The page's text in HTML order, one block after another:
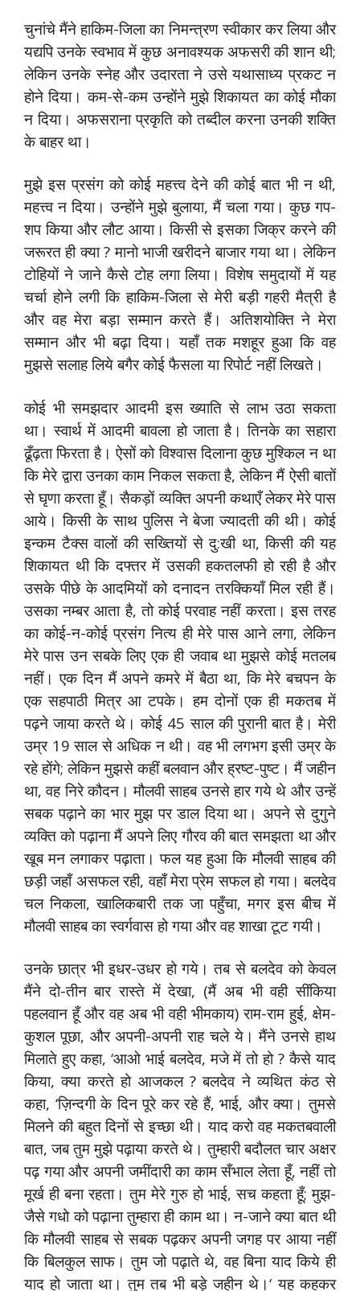
चुनांचे मैंने हाकिम-जिला का निमन्त्रण स्वीकार कर लिया और
यद्यपि उनके स्वभाव में कुछ अनावश्यक अफसरी की शान थी;
लेकिन उनके स्नेह और उदारता ने उसे यथासाध्य प्रकट न
होने दिया। कम-से-कम उन्होंने मुझे शिकायत का कोई मौका
न दिया। अफसराना प्रकृति को तब्दील करना उनकी शक्ति
के बाहर था।
मुझे इस प्रसंग को कोई महत्त्व देने की कोई बात भी न थी,
महत्त्व न दिया। उन्होंने मुझे बुलाया, मैं चला गया। कुछ गप-
शप किया और लौट आया। किसी से इसका जिक्र करने की
जरूरत ही क्या ? मानो भाजी खरीदने बाजार गया था। लेकिन
टोहियों ने जाने कैसे टोह लगा लिया। विशेष समुदायों में यह
चर्चा होने लगी कि हाकिम-जिला से मेरी बड़ी गहरी मैत्री है
और वह मेरा बड़ा सम्मान करते हैं। अतिशयोक्ति ने मेरा
सम्मान और भी बढ़ा दिया। यहाँ तक मशहूर हुआ कि वह
मुझसे सलाह लिये बगैर कोई फैसला या रिपोर्ट नहीं लिखते।
कोई भी समझदार आदमी इस ख्याति से लाभ उठा सकता
था। स्वार्थ में आदमी बावला हो जाता है। तिनके का सहारा
ढूँढ़ता फिरता है। ऐसों को विश्वास दिलाना कुछ मुश्किल न था
कि मेरे द्वारा उनका काम निकल सकता है, लेकिन मैं ऐसी बातों
से घृणा करता हूँ। सैकड़ों व्यक्ति अपनी कथाएँ लेकर मेरे पास
आये। किसी के साथ पुलिस ने बेजा ज्यादती की थी। कोई
इन्कम टैक्स वालों की सख्तियों से दु:खी था, किसी की यह
शिकायत थी कि दफ्तर में उसकी हकतलफी हो रही है और
उसके पीछे के आदमियों को दनादन तरक्कियाँ मिल रही हैं।
उसका नम्बर आता है, तो कोई परवाह नहीं करता। इस तरह
का कोई-न-कोई प्रसंग नित्य ही मेरे पास आने लगा, लेकिन
मेरे पास उन सबके लिए एक ही जवाब था मुझसे कोई मतलब
नहीं। एक दिन मैं अपने कमरे में बैठा था, कि मेरे बचपन के
एक सहपाठी मित्र आ टपके। हम दोनों एक ही मकतब में
पढ़ने जाया करते थे। कोई 45 साल की पुरानी बात है। मेरी
उम्र 19 साल से अधिक न थी। वह भी लगभग इसी उम्र के
रहे होंगे; लेकिन मुझसे कहीं बलवान और ह्रष्ट-पुष्ट। मैं जहीन
था, वह निरे कौदन। मौलवी साहब उनसे हार गये थे और उन्हें
सबक पढ़ाने का भार मुझ पर डाल दिया था। अपने से दुगुने
व्यक्ति को पढ़ाना मैं अपने लिए गौरव की बात समझता था और
खूब मन लगाकर पढ़ाता। फल यह हुआ कि मौलवी साहब की
छड़ी जहाँ असफल रही, वहाँ मेरा प्रेम सफल हो गया। बलदेव
चल निकला, खालिकबारी तक जा पहुँचा, मगर इस बीच में
मौलवी साहब का स्वर्गवास हो गया और वह शाखा टूट गयी।
उनके छात्र भी इधर-उधर हो गये। तब से बलदेव को केवल
मैंने दो-तीन बार रास्ते में देखा, (मैं अब भी वही सींकिया
पहलवान हूँ और वह अब भी वही भीमकाय) राम-राम हुई, क्षेम-
कुशल पूछा, और अपनी-अपनी राह चले ये। मैंने उनसे हाथ
मिलाते हुए कहा, ‘आओ भाई बलदेव, मजे में तो हो ? कैसे याद
किया, क्या करते हो आजकल ? बलदेव ने व्यथित कंठ से
कहा, ‘ज़िन्दगी के दिन पूरे कर रहे हैं, भाई, और क्या। तुमसे
मिलने की बहुत दिनों से इच्छा थी। याद करो वह मकतबवाली
बात, जब तुम मुझे पढ़ाया करते थे। तुम्हारी बदौलत चार अक्षर
पढ़ गया और अपनी जमींदारी का काम सँभाल लेता हूँ, नहीं तो
मूर्ख ही बना रहता। तुम मेरे गुरु हो भाई, सच कहता हूँ; मुझ-
जैसे गधो को पढ़ाना तुम्हारा ही काम था। न-जाने क्या बात थी
कि मौलवी साहब से सबक पढ़कर अपनी जगह पर आया नहीं
कि बिलकुल साफ। तुम जो पढ़ाते थे, वह बिना याद किये ही
याद हो जाता था। तुम तब भी बड़े जहीन थे।‘ यह कहकर